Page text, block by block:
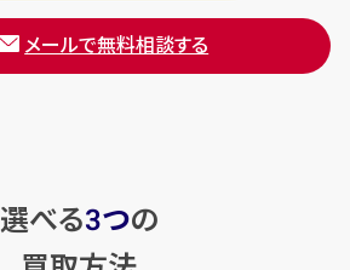
メールで無料相談する
選べる3つの